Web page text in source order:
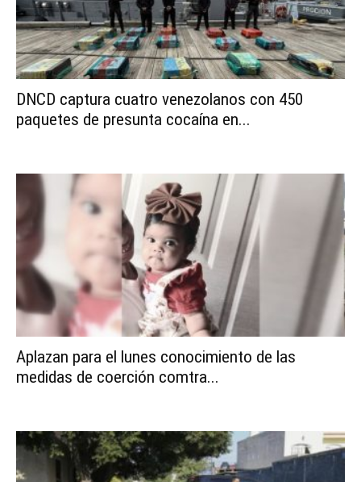
DNCD captura cuatro venezolanos con 450
paquetes de presunta cocaína en...
Aplazan para el lunes conocimiento de las
medidas de coerción comtra...